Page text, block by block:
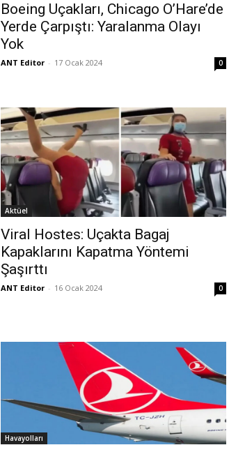
Boeing Uçakları, Chicago O’Hare’de
Yerde Çarpıştı: Yaralanma Olayı
Yok
ANT Editor - 17 Ocak 2024 0
Aktüel
Viral Hostes: Uçakta Bagaj
Kapaklarını Kapatma Yöntemi
Şaşırttı
ANT Editor - 16 Ocak 2024 0
Havayolları